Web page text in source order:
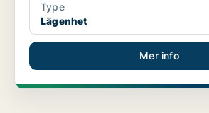
Type
Lägenhet
Mer info